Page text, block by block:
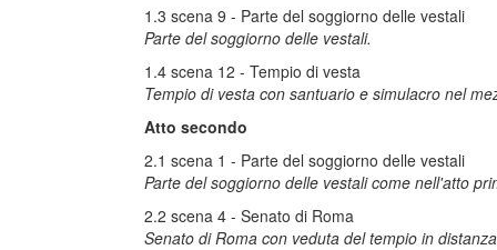
1.3 scena 9 - Parte del soggiorno delle vestali
Parte del soggiorno delle vestali.
1.4 scena 12 - Tempio di vesta
Tempio di vesta con santuario e simulacro nel
Atto secondo
2.1 scena 1 - Parte del soggiorno delle vestali
Parte del soggiorno delle vestali come nell'atto
2.2 scena 4 - Senato di Roma
Senato di Roma con veduta del tempio in